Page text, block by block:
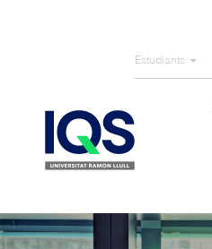
Estudiants